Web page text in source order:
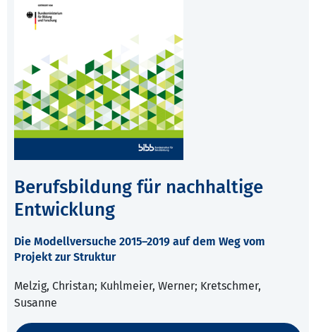
Berufsbildung für nachhaltige
Entwicklung
Die Modellversuche 2015–2019 auf dem Weg vom
Projekt zur Struktur
Melzig, Christan; Kuhlmeier, Werner; Kretschmer,
Susanne